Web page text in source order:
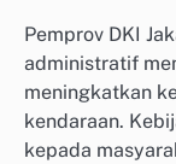
Pemprov DKI
administratif
meningkatkan
kendaraan.
kepada